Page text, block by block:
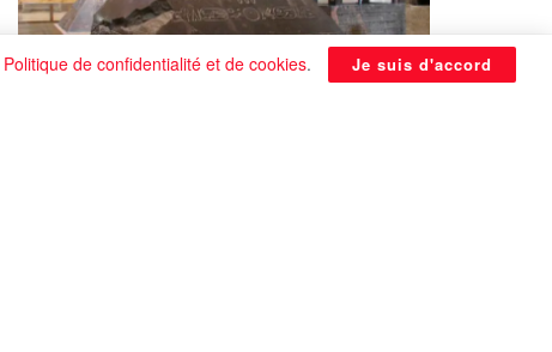
Politique de confidentialité et de cookies. Je suis d'accord